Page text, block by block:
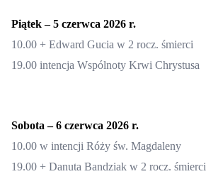
Piątek –5 czerwca 2026 r.
10.00 + Edward Gucia w 2 rocz. śmierci
19.00 intencja Wspólnoty Krwi Chrystusa
Sobota –6 czerwca 2026 r.
10.00 w intencji Róży św. Magdaleny
19.00 + Danuta Bandziak w 2 rocz. śmierci